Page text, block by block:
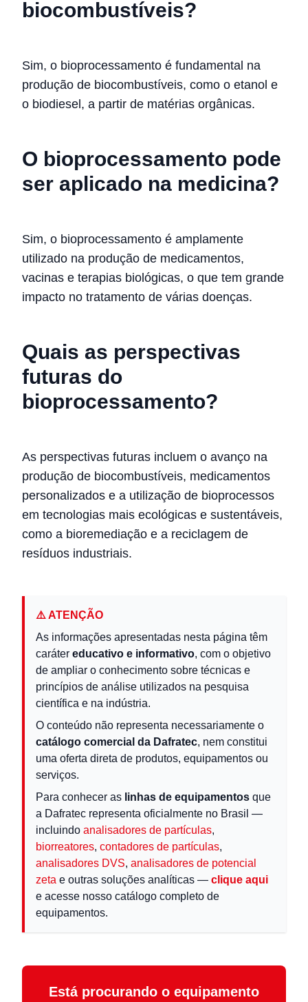
biocombustíveis?
Sim, o bioprocessamento é fundamental na
produção de biocombustíveis, como o etanol e
o biodiesel, a partir de matérias orgânicas.
O bioprocessamento pode
ser aplicado na medicina?
Sim, o bioprocessamento é amplamente
utilizado na produção de medicamentos,
vacinas e terapias biológicas, o que tem grande
impacto no tratamento de várias doenças.
Quais as perspectivas
futuras do
bioprocessamento?
As perspectivas futuras incluem o avanço na
produção de biocombustíveis, medicamentos
personalizados e a utilização de bioprocessos
em tecnologias mais ecológicas e sustentáveis,
como a bioremediação e a reciclagem de
resíduos industriais.
⚠️ ATENÇÃO
As informações apresentadas nesta página têm
caráter educativo e informativo, com o objetivo
de ampliar o conhecimento sobre técnicas e
princípios de análise utilizados na pesquisa
científica e na indústria.
O conteúdo não representa necessariamente o
catálogo comercial da Dafratec, nem constitui
uma oferta direta de produtos, equipamentos ou
serviços.
Para conhecer as linhas de equipamentos que
a Dafratec representa oficialmente no Brasil —
incluindo analisadores de partículas,
biorreatores, contadores de partículas,
analisadores DVS, analisadores de potencial
zeta e outras soluções analíticas — clique aqui
e acesse nosso catálogo completo de
equipamentos.
Está procurando o equipamento